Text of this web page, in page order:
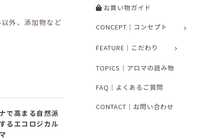
外、添加物など
で高まる自然派
るエコロジカル
お買い物ガイド
CONCEPT｜コンセプト
FEATURE｜こだわり
TOPICS｜アロマの読み物
FAQ｜よくあるご質問
CONTACT｜お問い合わせ